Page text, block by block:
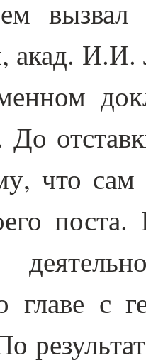
акад.
До
что
поста.
главе с